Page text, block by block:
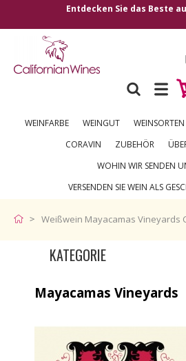
Entdecken Sie das Beste aus
WEINFARBE WEINGUT WEINSORTEN
CORAVIN
ZUBEHÖR
WOHIN WIR SENDEN
VERSENDEN SIE WEIN ALS
Weißwein Mayacamas Vineyards
KATEGORIE
Mayacamas Vineyards